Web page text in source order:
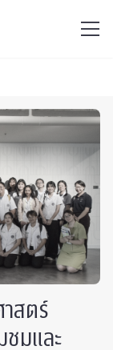
สตร์
ชมและ